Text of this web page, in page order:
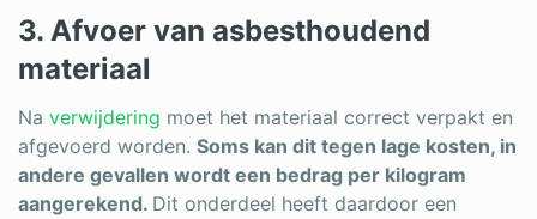
3. Afvoer van asbesthoudend
materiaal
Na verwijdering moet het materiaal correct verpakt en
afgevoerd worden. Soms kan dit tegen lage kosten, in
andere gevallen wordt een bedrag per kilogram
aangerekend. Dit onderdeel heeft daardoor een